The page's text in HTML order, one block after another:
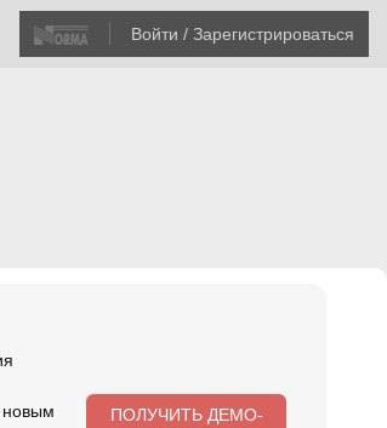
Войти / Зарегистрироваться
новым
ПОЛУЧИТЬ ДЕМО-